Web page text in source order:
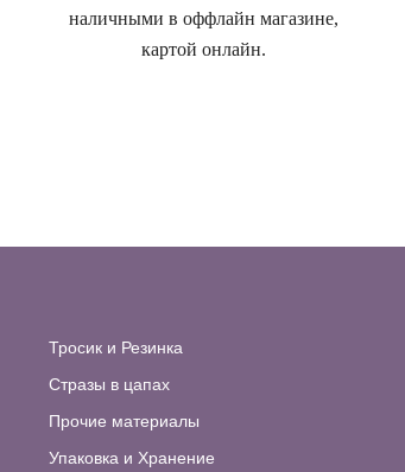
наличными в оффлайн магазине,
картой онлайн.
Тросик и Резинка
Стразы в цапах
Прочие материалы
Упаковка и Хранение